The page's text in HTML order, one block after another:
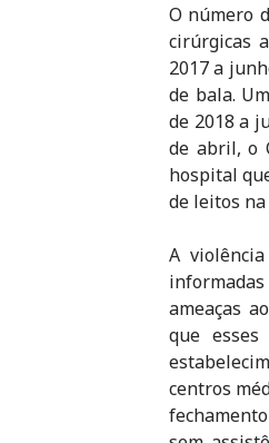
O número
cirúrgicas
2017 a
de bala.
de 2018 a
de abril, o
hospital
de leitos
A
ameaças
que
centros